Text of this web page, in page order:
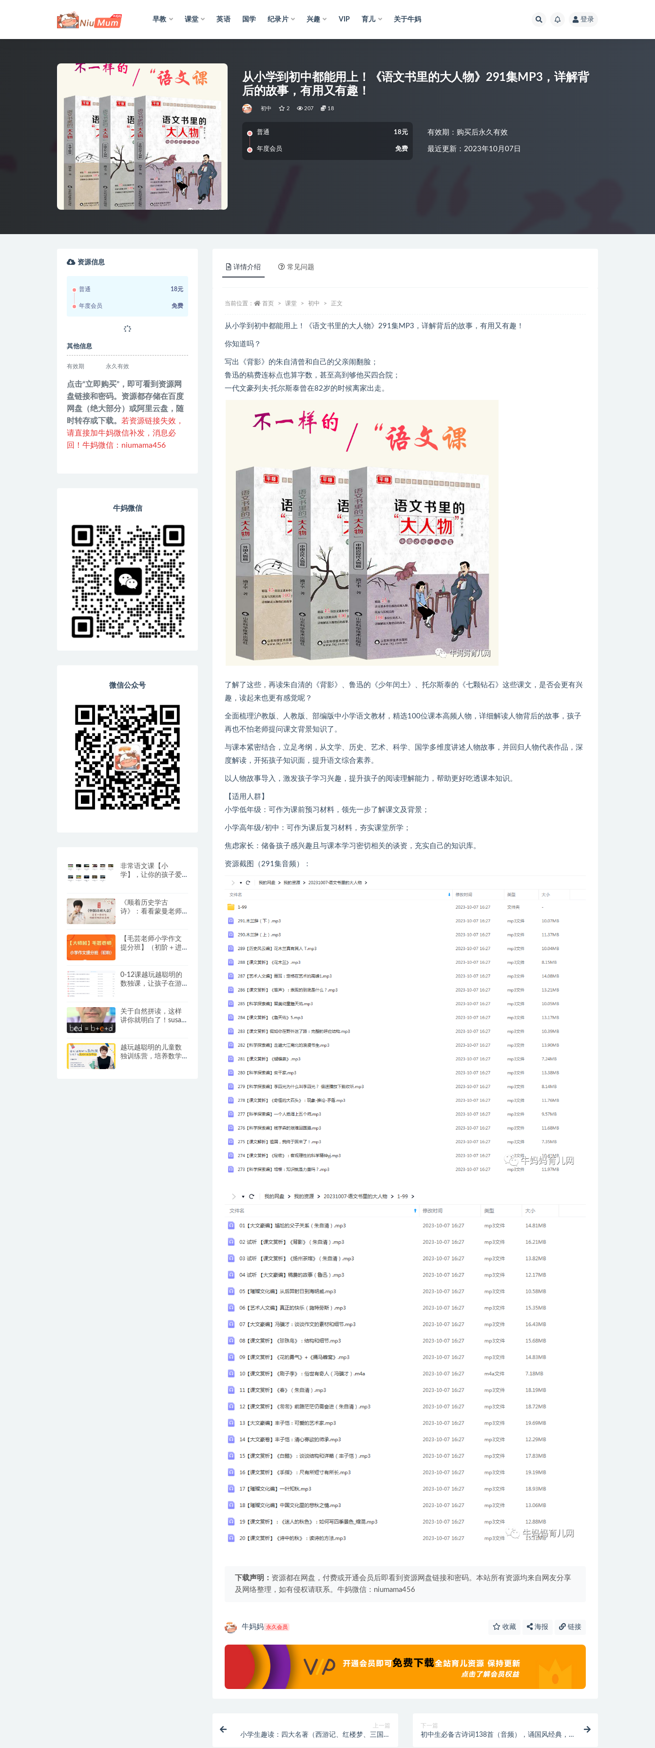
早教 课堂 英语 国学 纪录片 兴趣 VIP 育儿 关于牛妈 登录
从小学到初中都能用上！《语文书里的大人物》291集MP3，详解背
后的故事，有用又有趣！
初中 2 207 18
普通 18元
年度会员 免费
有效期：购买后永久有效
最近更新：2023年10月07日
详情介绍 常见问题
当前位置： 首页 课堂 初中 正文
从小学到初中都能用上！《语文书里的大人物》291集MP3，详解背后的故事，有用又有趣！
你知道吗？
写出《背影》的朱自清曾和自己的父亲闹翻脸；
鲁迅的稿费连标点也算字数，甚至高到够他买四合院；
一代文豪列夫·托尔斯泰曾在82岁的时候离家出走。
了解了这些，再读朱自清的《背影》、鲁迅的《少年闰土》、托尔斯泰的《七颗钻石》这些课文，是否会更有兴
趣，读起来也更有感觉呢？
全面梳理沪教版、人教版、部编版中小学语文教材，精选100位课本高频人物，详细解读人物背后的故事，孩子
再也不怕老师提问课文背景知识了。
与课本紧密结合，立足考纲，从文学、历史、艺术、科学、国学多维度讲述人物故事，并回归人物代表作品，深
度解读，开拓孩子知识面，提升语文综合素养。
以人物故事导入，激发孩子学习兴趣，提升孩子的阅读理解能力，帮助更好吃透课本知识。
【适用人群】
小学低年级：可作为课前预习材料，领先一步了解课文及背景；
小学高年级/初中：可作为课后复习材料，夯实课堂所学；
焦虑家长：储备孩子感兴趣且与课本学习密切相关的谈资，充实自己的知识库。
资源截图（291集音频）：
下载声明： 资源都在网盘，付费或开通会员后即看到资源网盘链接和密码。本站所有资源均来自网友分享
及网络整理，如有侵权请联系。牛妈微信：niumama456
牛妈妈 永久会员 收藏 海报 链接
上一篇
小学生趣读：四大名著（西游记、红楼梦、三国演
下一篇
初中生必备古诗词138首（音频），诵国风经典，赏
资源信息
普通 18元
年度会员 免费
其他信息
有效期 永久有效
点击“立即购买”，即可看到资源网
盘链接和密码。资源都存储在百度
网盘（绝大部分）或阿里云盘，随
时转存或下载。 若资源链接失效，
请直接加牛妈微信补发，消息必
回！牛妈微信：niumama456
牛妈微信
微信公众号
非常语文课【小
学】，让你的孩子爱
《顺着历史学古
诗》：看看蒙曼老师
【毛芸老师小学作文
提分班】（初阶＋进
心打造
0-12课越玩越聪明的
数独课，让孩子在游
关于自然拼读，这样
讲你就明白了！susan
越玩越聪明的儿童数
独训练营，培养数学